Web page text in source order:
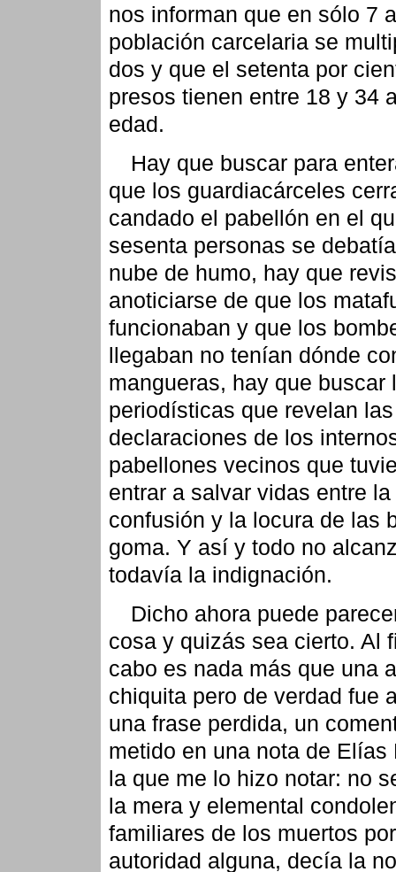
nos informan que en sólo 7
población carcelaria se
dos y que el setenta por
presos tienen entre 18 y 34
edad.
Hay que buscar para
que los guardiacárceles
candado el pabellón en el
sesenta personas se
nube de humo, hay que
anoticiarse de que los
funcionaban y que los
llegaban no tenían dónde
mangueras, hay que buscar
periodísticas que revelan las
declaraciones de los
pabellones vecinos que
entrar a salvar vidas entre la
confusión y la locura de las
goma. Y así y todo no
todavía la indignación.
Dicho ahora puede
cosa y quizás sea cierto. Al
cabo es nada más que una
chiquita pero de verdad fue
una frase perdida, un
metido en una nota de Elías
la que me lo hizo notar: no
la mera y elemental
familiares de los muertos
autoridad alguna, decía la